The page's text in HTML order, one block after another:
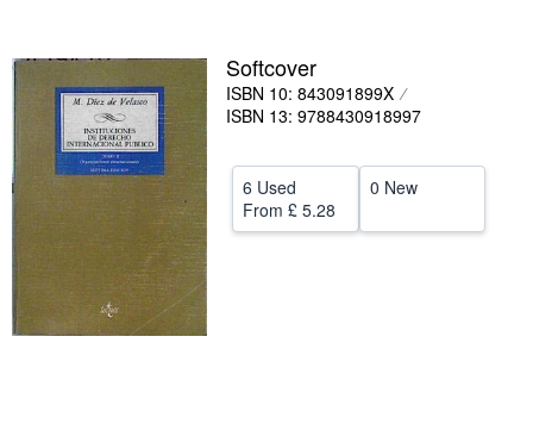
Textbooks
Sellers
Start Selling
Softcover
ISBN 10: 843091899X
ISBN 13: 9788430918997
6 Used
From £ 5.28
0 New